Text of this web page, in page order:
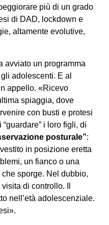
più di un grado
di DAD, lockdown e
altamente evolutive,
avviato un programma
adolescenti. E al
appello. «Ricevo
spiaggia, dove
con busti e protesi
i loro figli, di
posturale”:
in posizione eretta
un fianco o una
sporge. Nel dubbio,
di controllo. Il
nell’età adolescenziale.